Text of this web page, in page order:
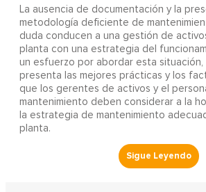
La ausencia de documentación y la
metodología deficiente de
duda conducen a una gestión de
planta con una estrategia del
un esfuerzo por abordar esta
presenta las mejores prácticas y los
que los gerentes de activos y el
mantenimiento deben considerar a la
la estrategia de mantenimiento
planta.